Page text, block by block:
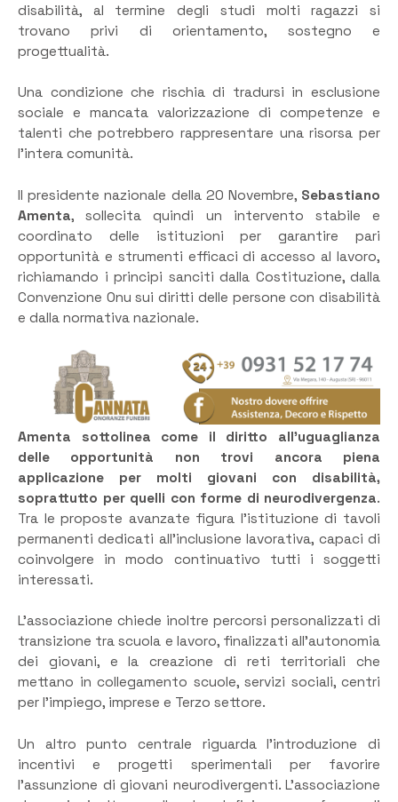
disabilità, al termine degli studi molti ragazzi si
trovano privi di orientamento, sostegno e
progettualità.
Una condizione che rischia di tradursi in esclusione
sociale e mancata valorizzazione di competenze e
talenti che potrebbero rappresentare una risorsa per
l’intera comunità.
Il presidente nazionale della 20 Novembre, Sebastiano
Amenta, sollecita quindi un intervento stabile e
coordinato delle istituzioni per garantire pari
opportunità e strumenti efficaci di accesso al lavoro,
richiamando i principi sanciti dalla Costituzione, dalla
Convenzione Onu sui diritti delle persone con disabilità
e dalla normativa nazionale.
Amenta sottolinea come il diritto all’uguaglianza
delle opportunità non trovi ancora piena
applicazione per molti giovani con disabilità,
soprattutto per quelli con forme di neurodivergenza.
Tra le proposte avanzate figura l’istituzione di tavoli
permanenti dedicati all’inclusione lavorativa, capaci di
coinvolgere in modo continuativo tutti i soggetti
interessati.
L’associazione chiede inoltre percorsi personalizzati di
transizione tra scuola e lavoro, finalizzati all’autonomia
dei giovani, e la creazione di reti territoriali che
mettano in collegamento scuole, servizi sociali, centri
per l’impiego, imprese e Terzo settore.
Un altro punto centrale riguarda l’introduzione di
incentivi e progetti sperimentali per favorire
l’assunzione di giovani neurodivergenti. L’associazione